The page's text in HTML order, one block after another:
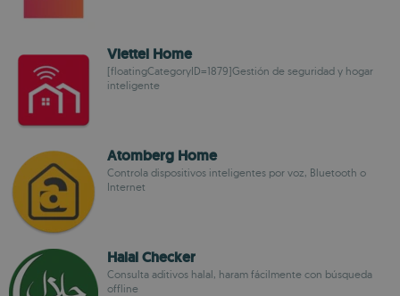
Viettel Home
[floatingCategoryID=1879]Gestión de seguridad y hogar
inteligente
Atomberg Home
Controla dispositivos inteligentes por voz, Bluetooth o
Internet
Halal Checker
Consulta aditivos halal, haram fácilmente con búsqueda
offline